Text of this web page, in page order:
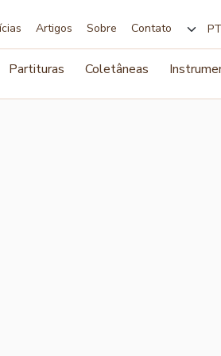
Artigos Sobre Contato
Partituras Coletâneas